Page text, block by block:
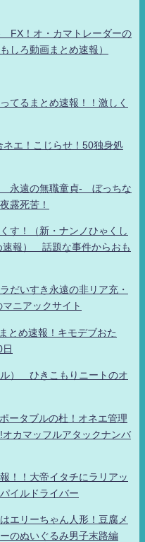
FX！オ・カマトレーダーの
しろ動画まとめ速報）
てるまとめ速報！！激しく
ネエ！こじらせ！50独身処
永遠の無職童貞- ぼっちな
露死苦！
す！（新・ナンノひゃくし
速報） 話題な事件からおも
だいすき永遠の非リア充・
ニアックサイト
とめ速報！キモデブおた
日
） ひきこもりニートのオ
ータブルの杜！オネエ管理
カマッフルアタックナンバ
！！大帝イタチにラリアッ
イルドライバー
エリーちゃん人形！豆腐メ
のぬいぐるみ男子末路編